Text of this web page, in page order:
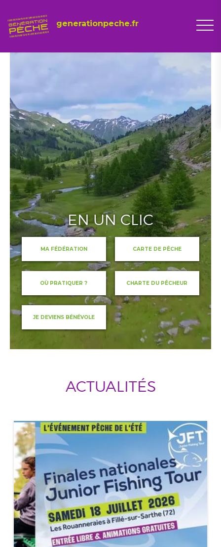
generationpeche.fr
EN UN CLIC
MA FÉDÉRATION CARTE DE PÊCHE
OÙ PRATIQUER ? CHARTE DU PÊCHEUR
JE DEVIENS BÉNÉVOLE
ACTUALITÉS